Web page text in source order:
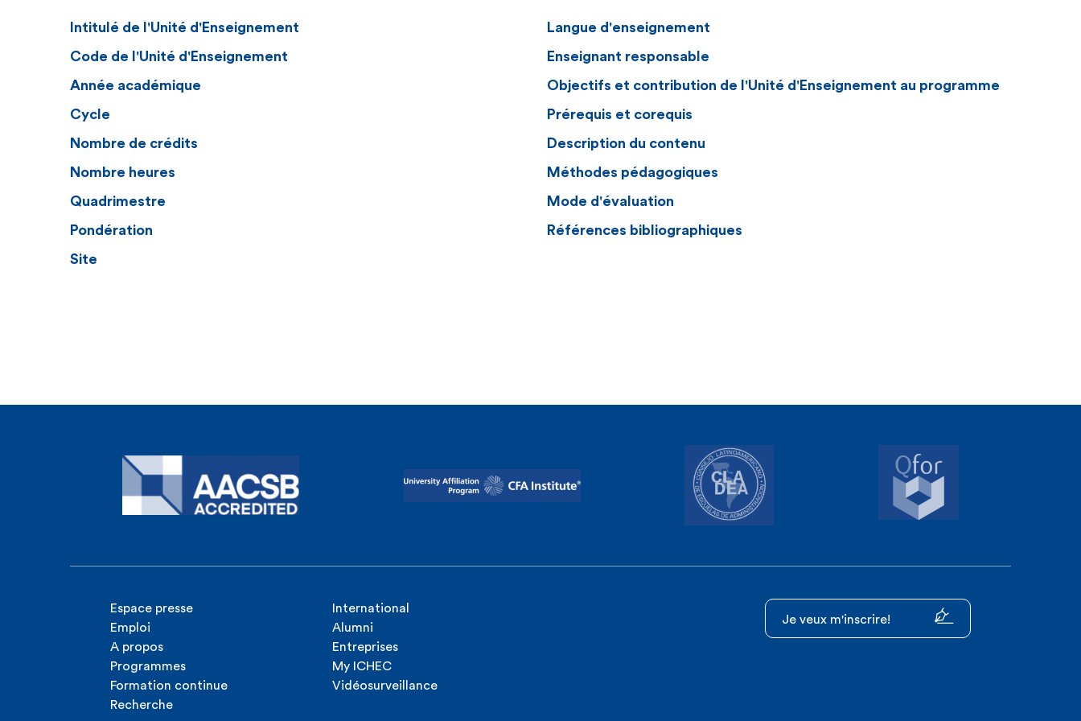
Intitulé de l'Unité d'Enseignement
Code de l'Unité d'Enseignement
Année académique
Cycle
Nombre de crédits
Nombre heures
Quadrimestre
Pondération
Site
Langue d'enseignement
Enseignant responsable
Objectifs et contribution de l'Unité d'Enseignement au programme
Prérequis et corequis
Description du contenu
Méthodes pédagogiques
Mode d'évaluation
Références bibliographiques
Espace presse
Emploi
A propos
Programmes
Formation continue
Recherche
International
Alumni
Entreprises
My ICHEC
Vidéosurveillance
Je veux m'inscrire!